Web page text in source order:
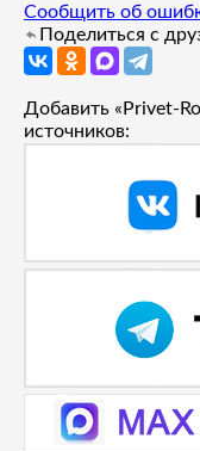
Сообщить об
Поделиться с
Добавить «Privet-
источников: